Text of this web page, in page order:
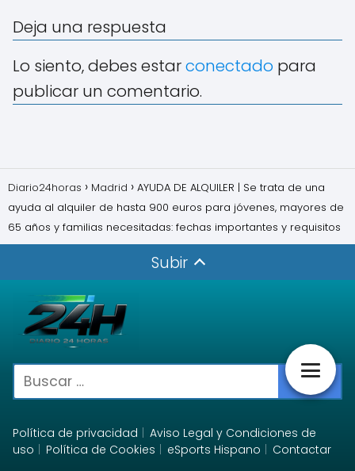
Deja una respuesta
Lo siento, debes estarconectado para
publicar un comentario.
Diario24horas Madrid
AYUDA DE ALQUILER | Se trata de una
ayuda al alquiler de hasta 900 euros para jóvenes, mayores de
65 años y familias necesitadas: fechas importantes y requisitos
Subir
Política de privacidad
Aviso Legal y Condiciones de
uso
Política de Cookies eSports Hispano Contactar